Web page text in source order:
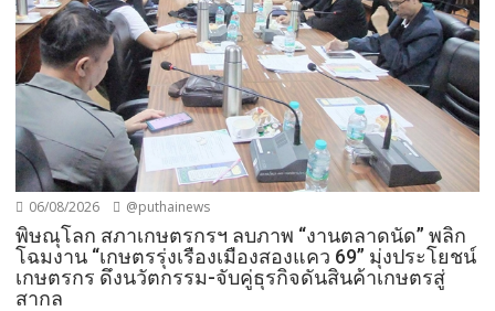
06/08/2026 @puthainews
พิษณุโลก สภาเกษตรกรฯ ลบภาพ “งานตลาดนัด” พลิก
โฉมงาน “เกษตรรุ่งเรืองเมืองสองแคว 69” มุ่งประโยชน์
เกษตรกร ดึงนวัตกรรม-จับคู่ธุรกิจดันสินค้าเกษตรสู่
สากล